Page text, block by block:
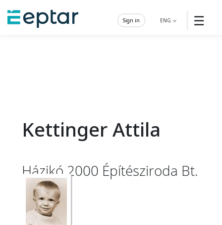
☰
ENG
Sign in
Kettinger Attila
Házikó 2000 Építésziroda Bt.